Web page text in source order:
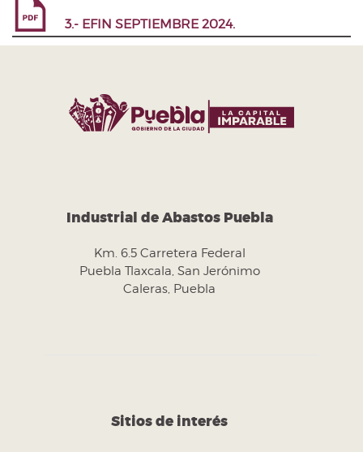
3.- EFIN SEPTIEMBRE 2024.
Industrial de Abastos Puebla
Km. 6.5 Carretera Federal
Puebla Tlaxcala, San Jerónimo
Caleras, Puebla
Sitios de interés